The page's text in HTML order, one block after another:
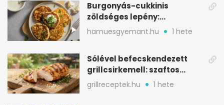
Burgonyás-cukkinis
zöldséges lepény:
aranybarna, szaftos, hús
nélkül is
hamuesgyemant.hu 1 hete
Sólével befecskendezett
grillcsirkemell: szaftos
marad, nem szárad ki
grillreceptek.hu 1 hete